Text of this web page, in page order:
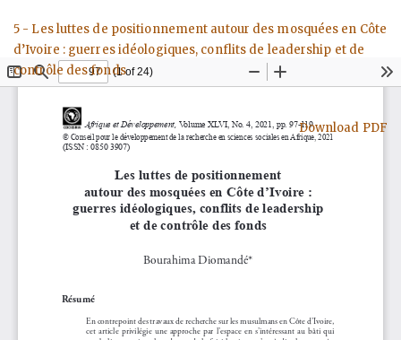
Article
Details
5 - Les luttes de positionnement autour des mosquées en Côte
d’Ivoire : guerres idéologiques, conflits de leadership et de
contrôle des fonds
Download
Download PDF